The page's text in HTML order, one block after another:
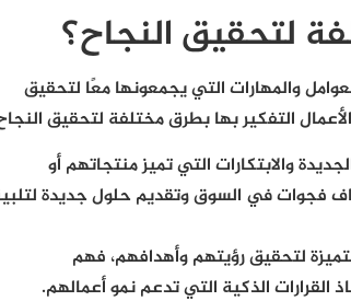
لتحقيق النجاح؟
والمهارات التي يجمعونها معًا لتحقيق
التفكير بها بطرق مختلفة لتحقيق
والابتكارات التي تميز منتجاتهم أو
فجوات في السوق وتقديم حلول جديدة
لتحقيق رؤيتهم وأهدافهم، فهم
القرارات الذكية التي تدعم نمو أعمالهم.